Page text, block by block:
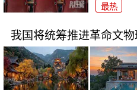
最热
我国将统筹推进革命文